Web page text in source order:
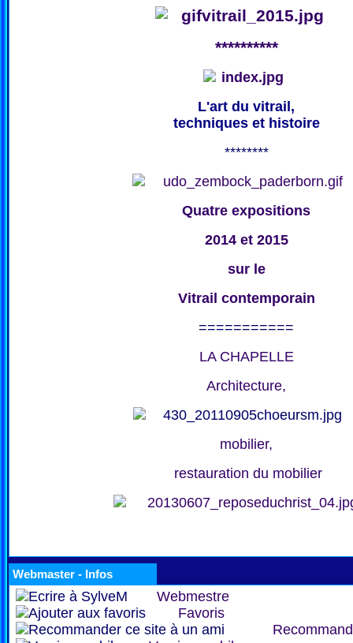
**********
L'art du vitrail,
techniques et histoire
********
Quatre expositions
2014 et 2015
sur le
Vitrail contemporain
===========
LA CHAPELLE
Architecture,
mobilier,
restauration du mobilier
Webmaster - Infos
Webmestre
Favoris